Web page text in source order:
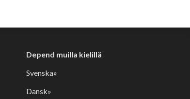
Depend muilla kielillä
Svenska»
Dansk»